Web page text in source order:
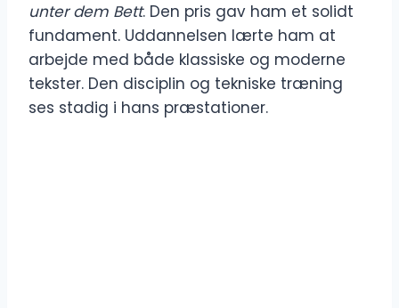
unter dem Bett. Den pris gav ham et solidt
fundament. Uddannelsen lærte ham at
arbejde med både klassiske og moderne
tekster. Den disciplin og tekniske træning
ses stadig i hans præstationer.